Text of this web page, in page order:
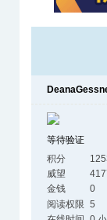
等待验证
积分
威望
金钱
0
阅读权限 5